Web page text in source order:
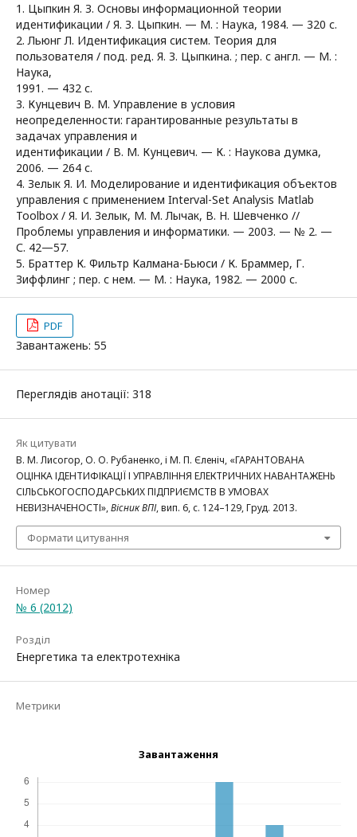
1. Цыпкин Я. З. Основы информационной теории
идентификации / Я. З. Цыпкин. — М. : Наука, 1984. — 320 с.
2. Льюнг Л. Идентификация систем. Теория для
пользователя / под. ред. Я. З. Цыпкина. ; пер. с англ. — М. :
Наука,
1991. — 432 с.
3. Кунцевич В. М. Управление в условия
неопределенности: гарантированные результаты в
задачах управления и
идентификации / В. М. Кунцевич. — К. : Наукова думка,
2006. — 264 с.
4. Зелык Я. И. Моделирование и идентификация объектов
управления с применением Interval-Set Analysis Matlab
Toolbox / Я. И. Зелык, М. М. Лычак, В. Н. Шевченко //
Проблемы управления и информатики. — 2003. — № 2. —
С. 42—57.
5. Браттер К. Фильтр Калмана-Бьюси / К. Браммер, Г.
Зиффлинг ; пер. с нем. — М. : Наука, 1982. — 2000 с.
PDF
Завантажень: 55
Переглядів анотації: 318
Як цитувати
В. М. Лисогор, О. О. Рубаненко, і М. П. Єленіч, «ГАРАНТОВАНА
ОЦІНКА ІДЕНТИФІКАЦІЇ І УПРАВЛІННЯ ЕЛЕКТРИЧНИХ НАВАНТАЖЕНЬ
СІЛЬСЬКОГОСПОДАРСЬКИХ ПІДПРИЄМСТВ В УМОВАХ
НЕВИЗНАЧЕНОСТІ»,Вісник ВПІ, вип. 6, с. 124–129, Груд. 2013.
Формати цитування
Номер
№ 6 (2012)
Розділ
Енергетика та електротехніка
Метрики
Завантаження